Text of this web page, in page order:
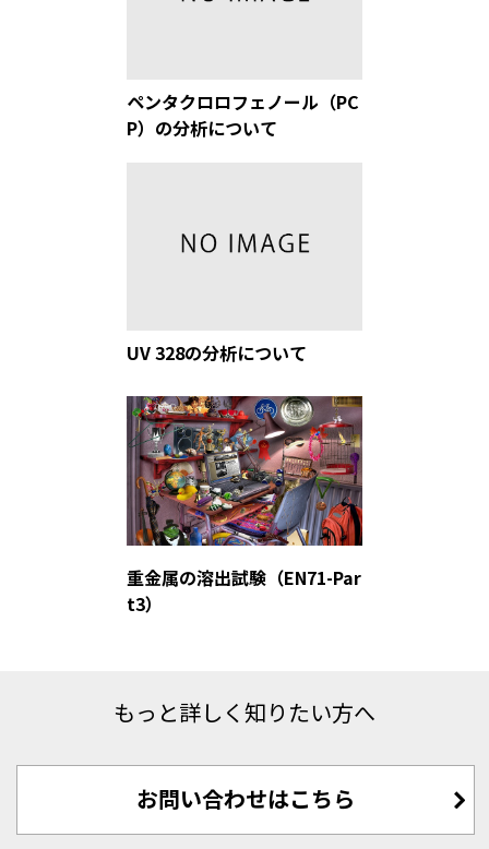
ペンタクロロフェノール（PC
P）の分析について
UV 328の分析について
重金属の溶出試験（EN71-Par
t3）
もっと詳しく知りたい方へ
お問い合わせはこちら